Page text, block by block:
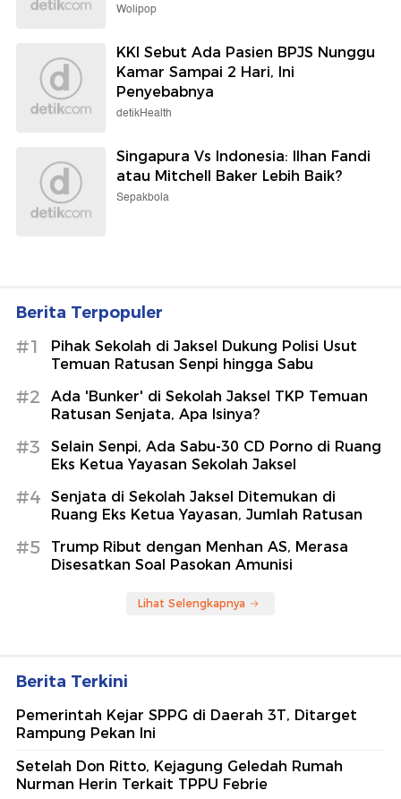
Wolipop
KKI Sebut Ada Pasien BPJS Nunggu
Kamar Sampai 2 Hari, Ini
Penyebabnya
detikHealth
Singapura Vs Indonesia: Ilhan Fandi
atau Mitchell Baker Lebih Baik?
Sepakbola
Berita Terpopuler
#1
Pihak Sekolah di Jaksel Dukung Polisi Usut
Temuan Ratusan Senpi hingga Sabu
#2
Ada 'Bunker' di Sekolah Jaksel TKP Temuan
Ratusan Senjata, Apa Isinya?
#3
Selain Senpi, Ada Sabu-30 CD Porno di Ruang
Eks Ketua Yayasan Sekolah Jaksel
#4
Senjata di Sekolah Jaksel Ditemukan di
Ruang Eks Ketua Yayasan, Jumlah Ratusan
#5
Trump Ribut dengan Menhan AS, Merasa
Disesatkan Soal Pasokan Amunisi
Lihat Selengkapnya
Berita Terkini
Pemerintah Kejar SPPG di Daerah 3T, Ditarget
Rampung Pekan Ini
Setelah Don Ritto, Kejagung Geledah Rumah
Nurman Herin Terkait TPPU Febrie